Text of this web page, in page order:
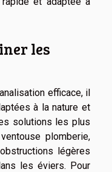
les
efficace, il
à la nature et
solutions les plus
plomberie,
légères
les éviers. Pour